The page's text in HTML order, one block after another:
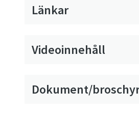
Länkar
Videoinnehåll
Dokument/